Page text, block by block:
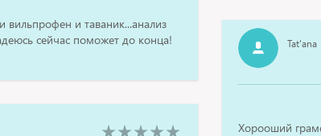
вильпрофен и таваник...анализ
сейчас поможет до конца!
Tat'ana
Хорооший